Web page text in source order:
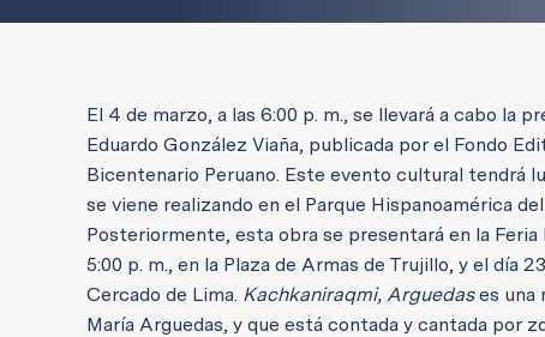
El 4 de marzo, a las 6:00 p. m., se llevará a cabo la
Eduardo González Viaña, publicada por el Fondo
Bicentenario Peruano. Este evento cultural tendrá
se viene realizando en el Parque Hispanoamérica
Posteriormente, esta obra se presentará en la
5:00 p. m., en la Plaza de Armas de Trujillo, y el día
Cercado de Lima. Kachkaniraqmi, Arguedases una
María Arguedas, y que está contada y cantada por